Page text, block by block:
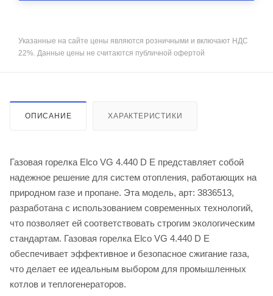
Указанные на сайте цены являются розничными и включают НДС
22%. Данные цены не считаются публичной офертой
ОПИСАНИЕ ХАРАКТЕРИСТИКИ
Газовая горелка Elco VG 4.440 D E представляет собой
надежное решение для систем отопления, работающих на
природном газе и пропане. Эта модель, арт: 3836513,
разработана с использованием современных технологий,
что позволяет ей соответствовать строгим экологическим
стандартам. Газовая горелка Elco VG 4.440 D E
обеспечивает эффективное и безопасное сжигание газа,
что делает ее идеальным выбором для промышленных
котлов и теплогенераторов.